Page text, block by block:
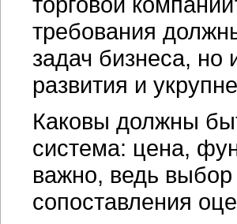
требования
задач бизнеса, но
развития и
Каковы должны
система: цена,
важно, ведь
сопоставления